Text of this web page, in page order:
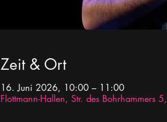
Zeit & Ort
16. Juni 2026, 10:00 – 11:00
Flottmann-Hallen, Str. des Bohrhammers